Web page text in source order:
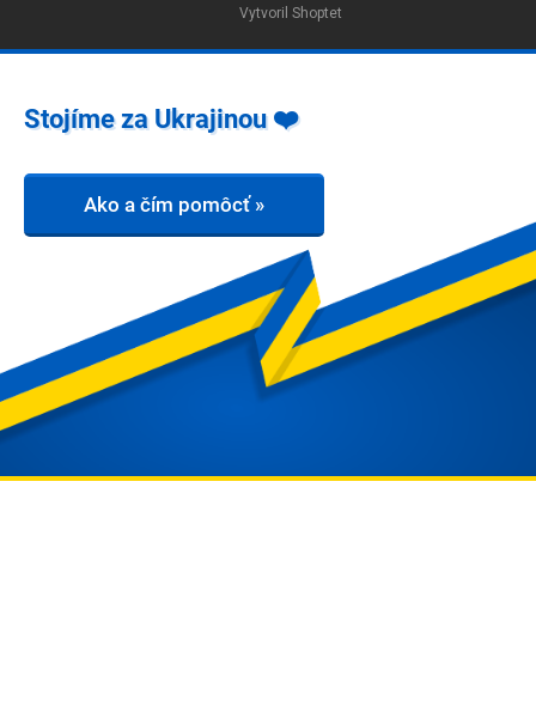
Vytvoril Shoptet
Stojíme za Ukrajinou ❤️
Ako a čím pomôcť »